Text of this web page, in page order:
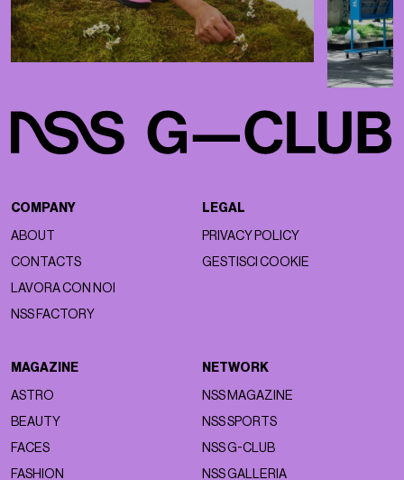
COMPANY
ABOUT
CONTACTS
LAVORA CON NOI
NSS FACTORY
LEGAL
PRIVACY POLICY
GESTISCI COOKIE
MAGAZINE
ASTRO
BEAUTY
FACES
FASHION
NETWORK
NSS MAGAZINE
NSS SPORTS
NSS G-CLUB
NSS GALLERIA